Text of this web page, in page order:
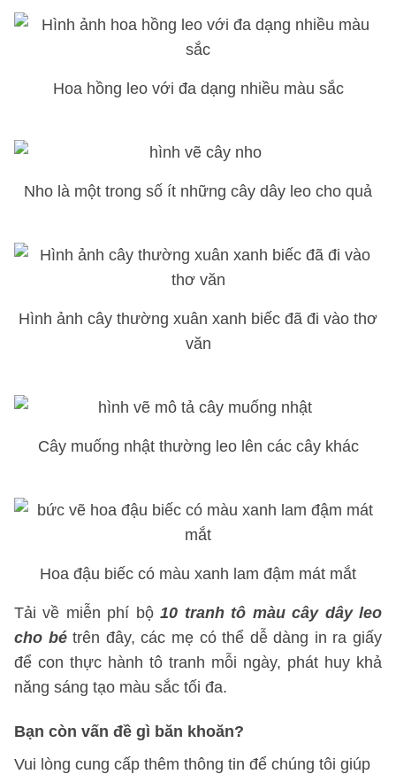
Hoa hồng leo với đa dạng nhiều màu sắc
Nho là một trong số ít những cây dây leo cho quả
Hình ảnh cây thường xuân xanh biếc đã đi vào thơ
văn
Cây muống nhật thường leo lên các cây khác
Hoa đậu biếc có màu xanh lam đậm mát mắt
Tải về miễn phí bộ10 tranh tô màu cây dây leo
cho bétrên đây, các mẹ có thể dễ dàng in ra giấy
để con thực hành tô tranh mỗi ngày, phát huy khả
năng sáng tạo màu sắc tối đa.
Bạn còn vấn đề gì băn khoăn?
Vui lòng cung cấp thêm thông tin để chúng tôi giúp